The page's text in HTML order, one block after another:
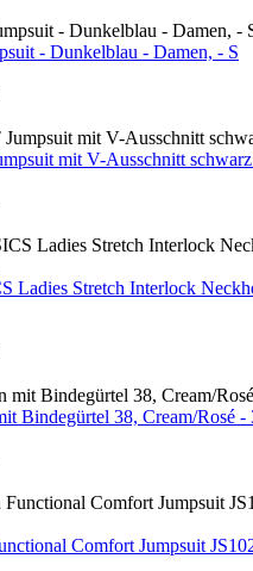
- Dunkelblau - Damen, - S
mit V-Ausschnitt
Ladies Stretch Interlock
Bindegürtel 38, Cream/Rosé -
Comfort Jumpsuit